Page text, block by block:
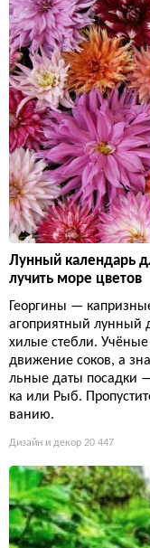
Лунный календарь
лучить море цветов
Георгины —
агоприятный лунный
хилые стебли.
движение соков, а
льные даты посадки
ка или Рыб.
ванию.
Дизайн и декор 20 447